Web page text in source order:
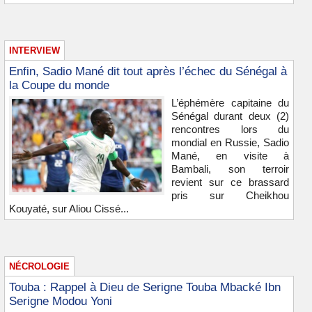
INTERVIEW
Enfin, Sadio Mané dit tout après l’échec du Sénégal à
la Coupe du monde
L’éphémère capitaine du
Sénégal durant deux (2)
rencontres lors du
mondial en Russie, Sadio
Mané, en visite à
Bambali, son terroir
revient sur ce brassard
pris sur Cheikhou
Kouyaté, sur Aliou Cissé...
NÉCROLOGIE
Touba : Rappel à Dieu de Serigne Touba Mbacké Ibn
Serigne Modou Yoni